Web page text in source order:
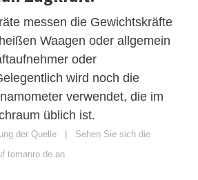
messen die Gewichtskräfte
Waagen oder allgemein
oder
wird noch die
verwendet, die im
üblich ist.
der Quelle
Sehen Sie sich die
tomanro.de an